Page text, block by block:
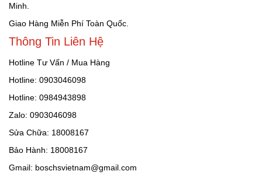
Minh.
Giao Hàng Miễn Phí Toàn Quốc.
Thông Tin Liên Hệ
Hotline Tư Vấn / Mua Hàng
Hotline: 0903046098
Hotline: 0984943898
Zalo: 0903046098
Sửa Chữa: 18008167
Bảo Hành: 18008167
Gmail: boschsvietnam@gmail.com